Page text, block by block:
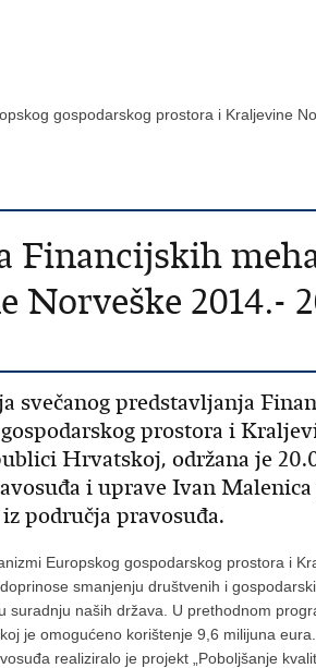
gospodarskog prostora i Kraljevine
Financijskih
2014.-
svečanog predstavljanja
prostora i
Hrvatskoj, održana je
i uprave Ivan
područja pravosuđa.
Europskog gospodarskog prostora i
smanjenju društvenih i
suradnju naših država. U prethodnom
je omogućeno korištenje 9,6 milijuna
realiziralo je projekt „Poboljšanje